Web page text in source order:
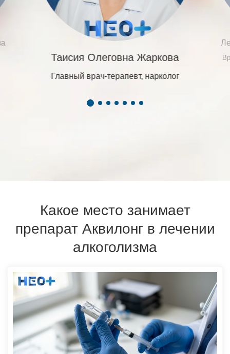
Таисия Олеговна Жаркова
Главный врач-терапевт, нарколог
Какое место занимает
препарат Аквилонг в лечении
алкоголизма